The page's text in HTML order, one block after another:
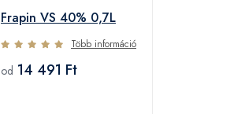
Frapin VS 40% 0,7L
Több információ
od 14 491 Ft